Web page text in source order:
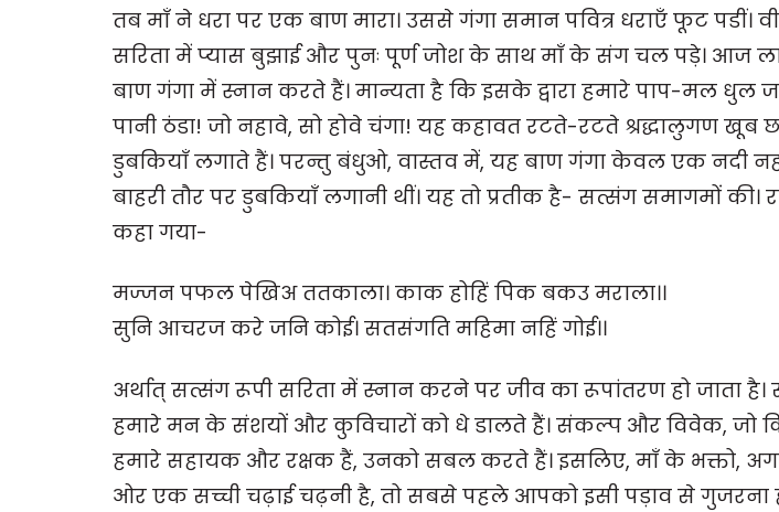
तब माँ ने धरा पर एक बाण मारा। उससे गंगा समान पवित्र धराएँ फूट पडीं।
सरिता में प्यास बुझाई और पुनः पूर्ण जोश के साथ माँ के संग चल पड़े। आज
बाण गंगा में स्नान करते हैं। मान्यता है कि इसके द्वारा हमारे पाप-मल धुल
पानी ठंडा! जो नहावे, सो होवे चंगा! यह कहावत रटते-रटते श्रद्धालुगण
डुबकियाँ लगाते हैं। परन्तु बंधुओ, वास्तव में, यह बाण गंगा केवल एक नदी
बाहरी तौर पर डुबकियाँ लगानी थीं। यह तो प्रतीक है- सत्संग समागमों की।
कहा गया-
मज्जन पफल पेखिअ ततकाला। काक होहिं पिक बकउ मराला।।
सुनि आचरज करे जनि कोई। सतसंगति महिमा नहिं गोई।।
अर्थात् सत्संग रूपी सरिता में स्नान करने पर जीव का रूपांतरण हो जाता है।
हमारे मन के संशयों और कुविचारों को धे डालते हैं। संकल्प और विवेक, जो
हमारे सहायक और रक्षक हैं, उनको सबल करते हैं। इसलिए, माँ के भक्तो,
ओर एक सच्ची चढ़ाई चढ़नी है, तो सबसे पहले आपको इसी पड़ाव से गुजरना